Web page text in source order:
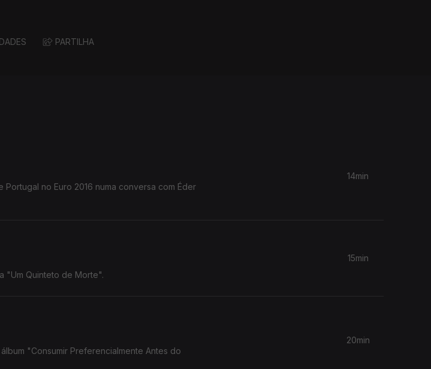
PARTILHA
no Euro 2016 numa conversa com Éder
14min
"Um Quinteto de Morte".
15min
"Consumir Preferencialmente Antes do
20min